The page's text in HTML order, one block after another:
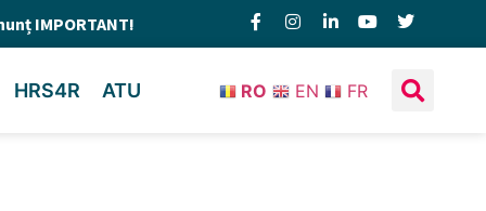
IMPORTANT!
HRS4R ATU RO EN FR